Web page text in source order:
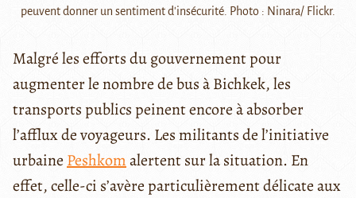
peuvent donner un sentiment d'insécurité. Photo : Ninara/ Flickr.
Malgré les efforts du gouvernement pour
augmenter le nombre de bus à Bichkek, les
transports publics peinent encore à absorber
l’afflux de voyageurs. Les militants de l’initiative
urbainePeshkomalertent sur la situation. En
effet, celle-ci s’avère particulièrement délicate aux